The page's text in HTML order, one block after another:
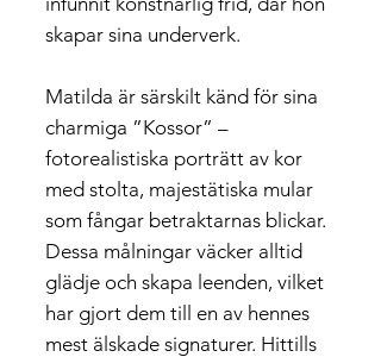
skapar sina underverk.
Matilda är särskilt känd för sina
charmiga ”Kossor” –
fotorealistiska porträtt av kor
med stolta, majestätiska mular
som fångar betraktarnas blickar.
Dessa målningar väcker alltid
glädje och skapa leenden, vilket
har gjort dem till en av hennes
mest älskade signaturer. Hittills